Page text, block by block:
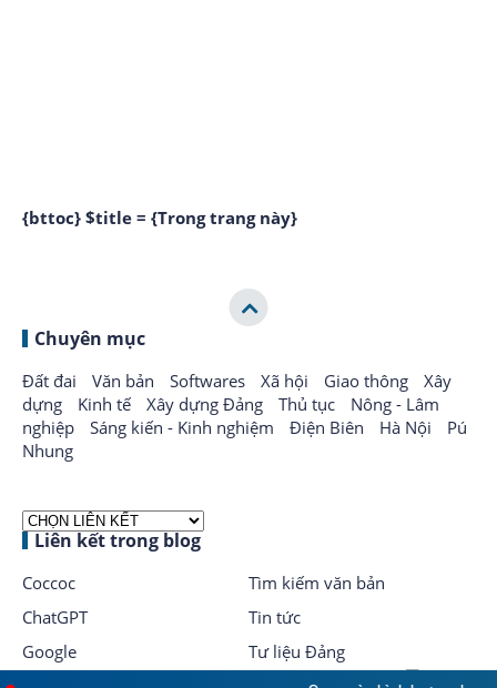
{bttoc} $title = {Trong trang này}
Chuyên mục
Đất đai Văn bản Softwares Xã hội Giao thông
Xây
dựng
Kinh tế Xây dựng Đảng Thủ tục
Nông - Lâm
nghiệp
Sáng kiến - Kinh nghiệm Điện Biên Hà Nội
Pú
Nhung
Liên kết trong blog
Coccoc
Tìm kiếm văn bản
ChatGPT
Tin tức
Google
Tư liệu Đảng